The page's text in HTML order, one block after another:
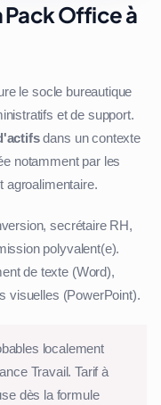
Pack Office à
le socle bureautique
et de support.
dans un contexte
notamment par les
agroalimentaire.
secrétaire RH,
polyvalent(e).
de texte (Word),
visuelles (PowerPoint).
localement
Travail. Tarif à
dès la formule